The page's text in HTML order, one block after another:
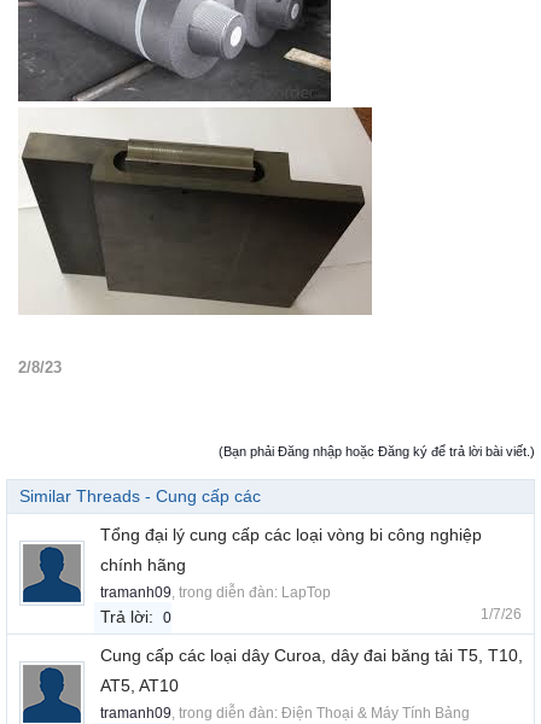
2/8/23
(Bạn phải Đăng nhập hoặc Đăng ký để trả lời bài viết.)
Similar Threads - Cung cấp các
Tổng đại lý cung cấp các loại vòng bi công nghiệp
chính hãng
tramanh09 , trong diễn đàn: LapTop
Trả lời: 0 1/7/26
Cung cấp các loại dây Curoa, dây đai băng tải T5, T10,
AT5, AT10
tramanh09 , trong diễn đàn: Điện Thoại & Máy Tính Bảng